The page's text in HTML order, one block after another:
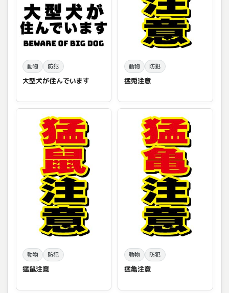
動物 防犯
大型犬が住んでいます
動物 防犯
猛兎注意
動物 防犯
猛鼠注意
動物 防犯
猛亀注意